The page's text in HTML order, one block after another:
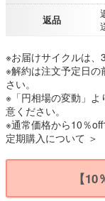
返品
※お届けサイクルは、
※解約は注文予定日
さい。
※「円相場の変動」よ
意ください。
※通常価格から10％off
定期購入について ＞
【